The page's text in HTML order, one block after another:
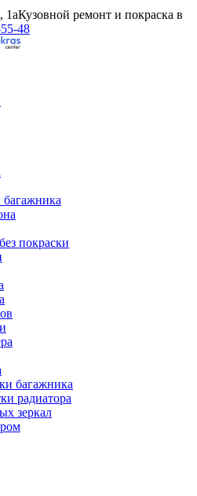
1аКузовной ремонт и покраска в
48
покраски
багажника
радиатора
зеркал